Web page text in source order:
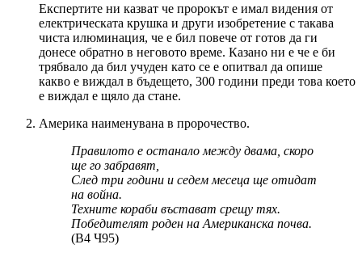
Експертите ни казват че пророкът е имал видения от
електрическата крушка и други изобретение с такава
чиста илюминация, че е бил повече от готов да ги
донесе обратно в неговото време. Казано ни е че е би
трябвало да бил учуден като се е опитвал да опише
какво е виждал в бъдещето, 300 години преди това което
е виждал е щяло да стане.
Америка наименувана в пророчество.
Правилото е останало между двама, скоро
ще го забравят,
След три години и седем месеца ще отидат
на война.
Техните кораби въстават срещу тях.
Победителят роден на Американска почва.
(В4 Ч95)